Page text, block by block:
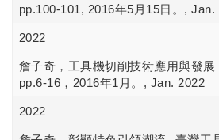
pp.100-101, 2016年5月15日。, Jan.
2022
詹子奇，工具機切削技術應用與發展
pp.6-16，2016年1月。, Jan. 2022
2022